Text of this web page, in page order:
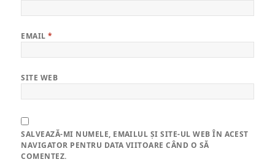
EMAIL*
SITE WEB
SALVEAZĂ-MI NUMELE, EMAILUL ȘI SITE-UL WEB ÎN ACEST
NAVIGATOR PENTRU DATA VIITOARE CÂND O SĂ
COMENTEZ.